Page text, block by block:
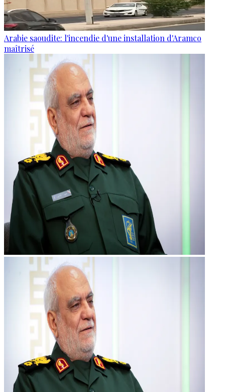
Arabie saoudite: l'incendie d'une installation d'Aramco
maîtrisé